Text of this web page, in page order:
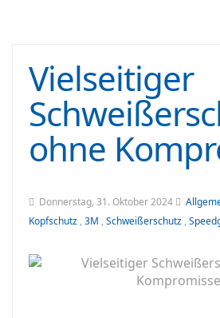
Vielseitiger
ohne
Donnerstag, 31. Oktober 2024
Kopfschutz , 3M , Schweißerschutz ,